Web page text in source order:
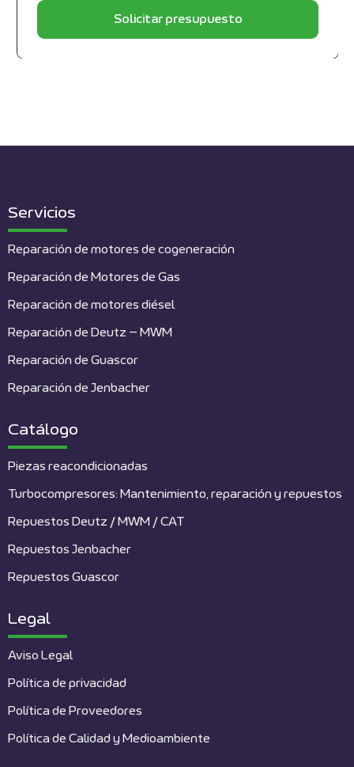
Solicitar presupuesto
Servicios
Reparación de motores de cogeneración
Reparación de Motores de Gas
Reparación de motores diésel
Reparación de Deutz – MWM
Reparación de Guascor
Reparación de Jenbacher
Catálogo
Piezas reacondicionadas
Turbocompresores: Mantenimiento, reparación y repuestos
Repuestos Deutz / MWM / CAT
Repuestos Jenbacher
Repuestos Guascor
Legal
Aviso Legal
Política de privacidad
Política de Proveedores
Política de Calidad y Medioambiente